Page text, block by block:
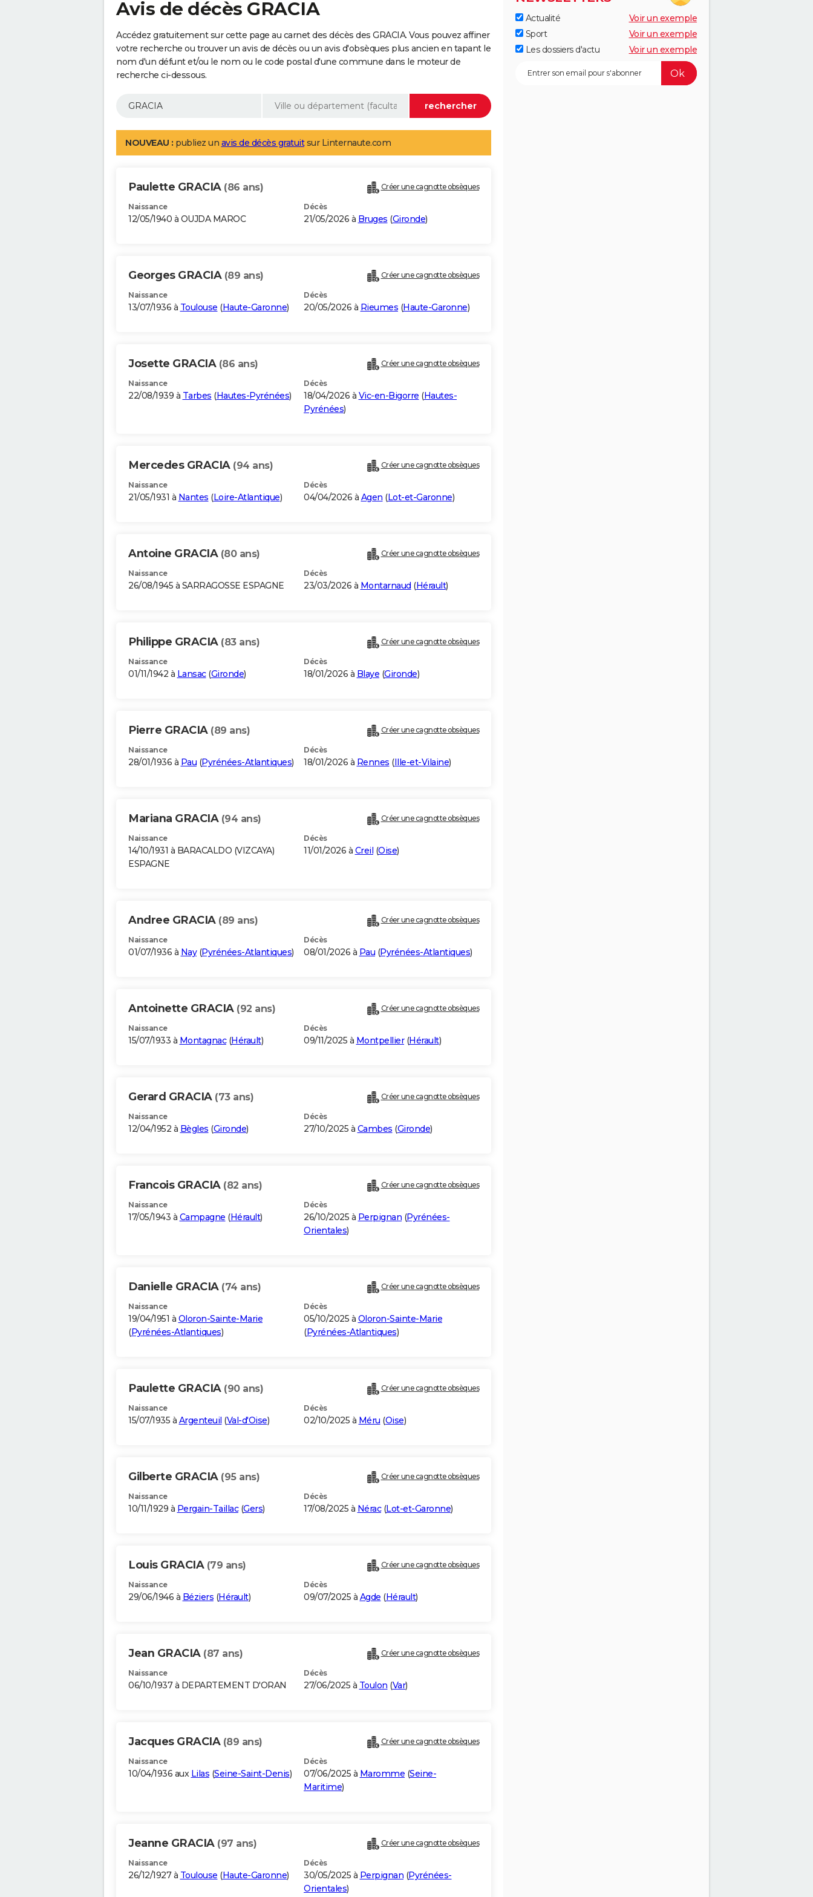
Avis de décès GRACIA
Accédez gratuitement sur cette page au carnet des décès des GRACIA. Vous pouvez affiner
votre recherche ou trouver un avis de décès ou un avis d'obsèques plus ancien en tapant le
nom d'un défunt et/ou le nom ou le code postal d'une commune dans le moteur de
recherche ci-dessous.
NOUVEAU : publiez un avis de décès gratuitsur Linternaute.com
Paulette GRACIA (86 ans) Créer une cagnotte obsèques
Naissance
12/05/1940 à OUJDA MAROC
Décès
21/05/2026 à Bruges (Gironde)
Georges GRACIA (89 ans) Créer une cagnotte obsèques
Naissance
13/07/1936 à Toulouse (Haute-Garonne)
Décès
20/05/2026 à Rieumes (Haute-Garonne)
Josette GRACIA (86 ans) Créer une cagnotte obsèques
Naissance
22/08/1939 à Tarbes (Hautes-Pyrénées)
Décès
18/04/2026 à Vic-en-Bigorre (Hautes-
Pyrénées)
Mercedes GRACIA (94 ans) Créer une cagnotte obsèques
Naissance
21/05/1931 à Nantes (Loire-Atlantique)
Décès
04/04/2026 à Agen (Lot-et-Garonne)
Antoine GRACIA (80 ans) Créer une cagnotte obsèques
Naissance
26/08/1945 à SARRAGOSSE ESPAGNE
Décès
23/03/2026 à Montarnaud (Hérault)
Philippe GRACIA (83 ans) Créer une cagnotte obsèques
Naissance
01/11/1942 à Lansac(Gironde)
Décès
18/01/2026 à Blaye (Gironde)
Pierre GRACIA (89 ans) Créer une cagnotte obsèques
Naissance
28/01/1936 à Pau (Pyrénées-Atlantiques)
Décès
18/01/2026 à Rennes (Ille-et-Vilaine)
Mariana GRACIA (94 ans) Créer une cagnotte obsèques
Naissance
14/10/1931 à BARACALDO (VIZCAYA)
ESPAGNE
Décès
11/01/2026 à Creil (Oise)
Andree GRACIA (89 ans) Créer une cagnotte obsèques
Naissance
01/07/1936 à Nay(Pyrénées-Atlantiques)
Décès
08/01/2026 à Pau (Pyrénées-Atlantiques)
Antoinette GRACIA (92 ans) Créer une cagnotte obsèques
Naissance
15/07/1933 à Montagnac(Hérault)
Décès
09/11/2025 à Montpellier(Hérault)
Gerard GRACIA (73 ans) Créer une cagnotte obsèques
Naissance
12/04/1952 à Bègles (Gironde)
Décès
27/10/2025 à Cambes (Gironde)
Francois GRACIA (82 ans) Créer une cagnotte obsèques
Naissance
17/05/1943 à Campagne (Hérault)
Décès
26/10/2025 à Perpignan (Pyrénées-
Orientales)
Danielle GRACIA (74 ans) Créer une cagnotte obsèques
Naissance
19/04/1951 à Oloron-Sainte-Marie
(Pyrénées-Atlantiques)
Décès
05/10/2025 à Oloron-Sainte-Marie
(Pyrénées-Atlantiques)
Paulette GRACIA (90 ans) Créer une cagnotte obsèques
Naissance
15/07/1935 à Argenteuil (Val-d'Oise)
Décès
02/10/2025 à Méru (Oise)
Gilberte GRACIA (95 ans) Créer une cagnotte obsèques
Naissance
10/11/1929 à Pergain-Taillac(Gers)
Décès
17/08/2025 à Nérac(Lot-et-Garonne)
Louis GRACIA (79 ans) Créer une cagnotte obsèques
Naissance
29/06/1946 à Béziers (Hérault)
Décès
09/07/2025 à Agde (Hérault)
Jean GRACIA (87 ans) Créer une cagnotte obsèques
Naissance
06/10/1937 à DEPARTEMENT D'ORAN
Décès
27/06/2025 à Toulon (Var)
Jacques GRACIA (89 ans) Créer une cagnotte obsèques
Naissance
10/04/1936 aux Lilas (Seine-Saint-Denis)
Décès
07/06/2025 à Maromme (Seine-
Maritime)
Jeanne GRACIA (97 ans) Créer une cagnotte obsèques
Naissance
26/12/1927 à Toulouse (Haute-Garonne)
Décès
30/05/2025 à Perpignan (Pyrénées-
Orientales)
Actualité
Voir un exemple
Sport
Voir un exemple
Les dossiers d'actu
Voir un exemple